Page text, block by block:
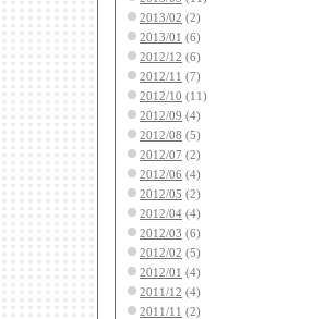
2013/02 (2)
2013/01 (6)
2012/12 (6)
2012/11 (7)
2012/10 (11)
2012/09 (4)
2012/08 (5)
2012/07 (2)
2012/06 (4)
2012/05 (2)
2012/04 (4)
2012/03 (6)
2012/02 (5)
2012/01 (4)
2011/12 (4)
2011/11 (2)